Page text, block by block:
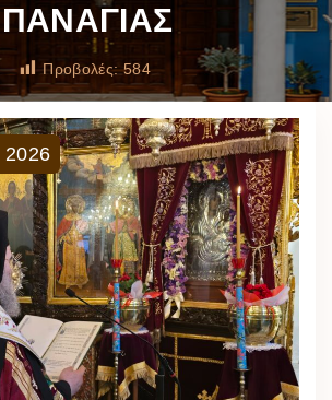
ΠΑΝΑΓΙΑΣ
Προβολές: 584
2026